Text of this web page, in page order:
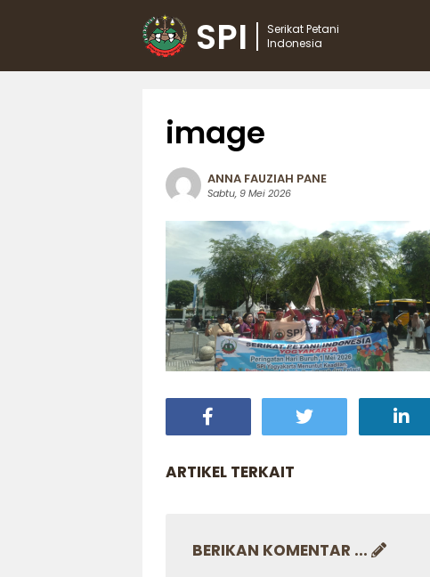
SPI
Serikat Petani
Indonesia
image
ANNA FAUZIAH PANE
Sabtu, 9 Mei 2026
ARTIKEL TERKAIT
BERIKAN KOMENTAR ...